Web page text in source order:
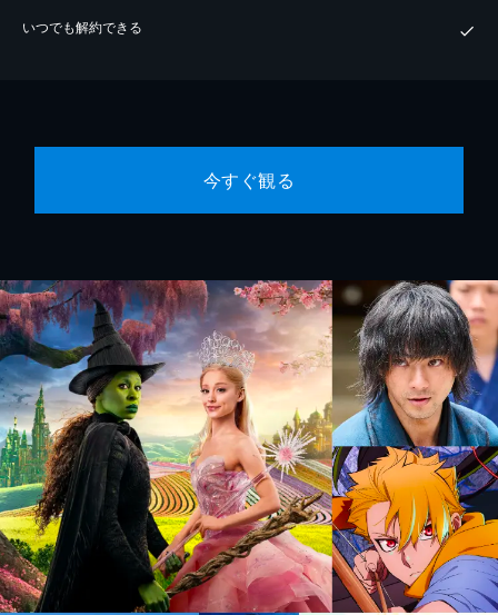
いつでも解約できる
今すぐ観る